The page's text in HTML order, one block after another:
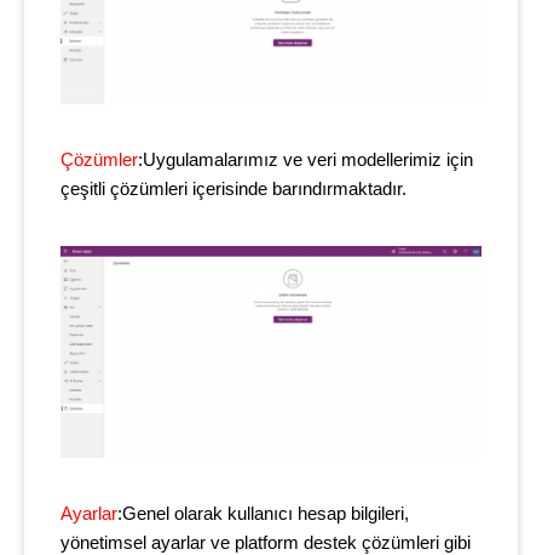
Çözümler:Uygulamalarımız ve veri modellerimiz için
çeşitli çözümleri içerisinde barındırmaktadır.
Ayarlar:Genel olarak kullanıcı hesap bilgileri,
yönetimsel ayarlar ve platform destek çözümleri gibi